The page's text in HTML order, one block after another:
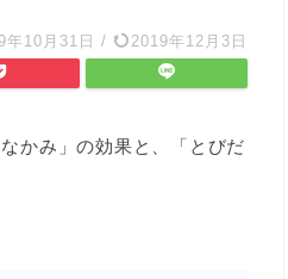
年10月31日 / 2019年12月3日
かみ」の効果と、「とびだ